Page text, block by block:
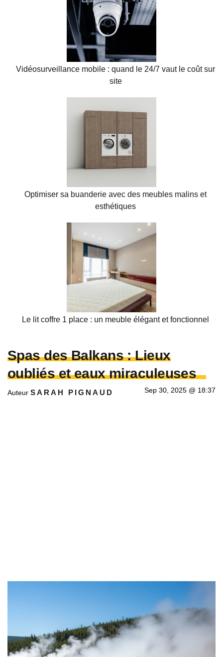
Vidéosurveillance mobile : quand le 24/7 vaut le coût sur
site
Optimiser sa buanderie avec des meubles malins et
esthétiques
Le lit coffre 1 place : un meuble élégant et fonctionnel
Spas des Balkans : Lieux
oubliés et eaux miraculeuses
Auteur SARAH PIGNAUD Sep 30, 2025 @ 18:37